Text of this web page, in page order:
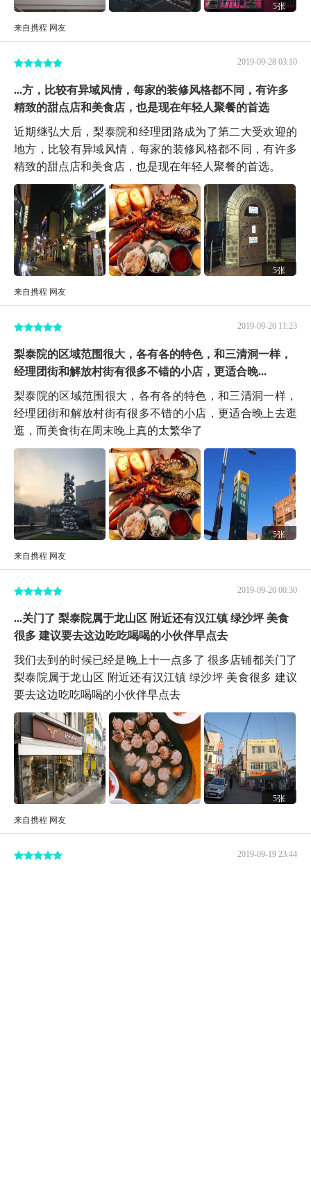
5张
来自携程 网友
2019-09-28 03:10
...方，比较有异域风情，每家的装修风格都不同，有许多
精致的甜点店和美食店，也是现在年轻人聚餐的首选
近期继弘大后，梨泰院和经理团路成为了第二大受欢迎的
地方，比较有异域风情，每家的装修风格都不同，有许多
精致的甜点店和美食店，也是现在年轻人聚餐的首选。
5张
来自携程 网友
2019-09-20 11:23
梨泰院的区域范围很大，各有各的特色，和三清洞一样，
经理团街和解放村街有很多不错的小店，更适合晚...
梨泰院的区域范围很大，各有各的特色，和三清洞一样，
经理团街和解放村街有很多不错的小店，更适合晚上去逛
逛，而美食街在周末晚上真的太繁华了
5张
来自携程 网友
2019-09-20 00:30
...关门了 梨泰院属于龙山区 附近还有汉江镇 绿沙坪 美食
很多 建议要去这边吃吃喝喝的小伙伴早点去
我们去到的时候已经是晚上十一点多了 很多店铺都关门了
梨泰院属于龙山区 附近还有汉江镇 绿沙坪 美食很多 建议
要去这边吃吃喝喝的小伙伴早点去
5张
来自携程 网友
2019-09-19 23:44